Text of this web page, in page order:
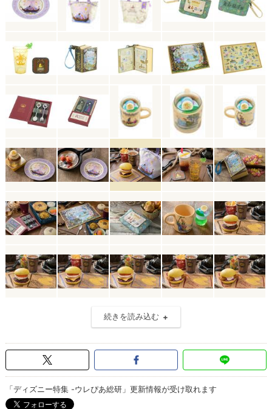
続きを読み込む
「ディズニー特集 -ウレぴあ総研」更新情報が受け取れます